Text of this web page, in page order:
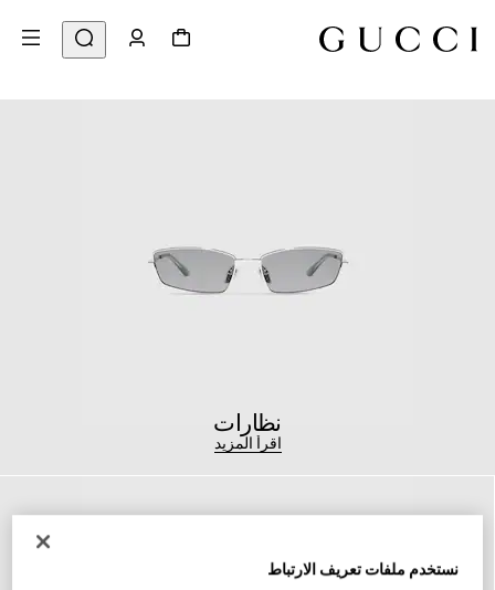
نظارات
اقرأ المزيد
نستخدم ملفات تعريف الارتباط